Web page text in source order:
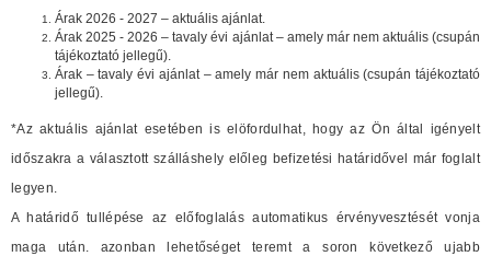
Árak 2026 - 2027 – aktuális ajánlat.
Árak 2025 - 2026 – tavaly évi ajánlat – amely már nem aktuális (csupán
tájékoztató jellegű).
Árak – tavaly évi ajánlat – amely már nem aktuális (csupán tájékoztató
jellegű).
*Az aktuális ajánlat esetében is elöfordulhat, hogy az Ön által igényelt
időszakra a választott szálláshely előleg befizetési határidővel már foglalt
legyen.
A határidő tullépése az előfoglalás automatikus érvényvesztését vonja
maga után. azonban lehetőséget teremt a soron következő ujabb